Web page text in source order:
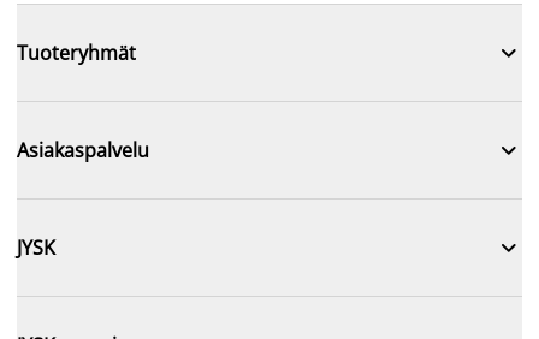
Tuoteryhmät 
Asiakaspalvelu 
JYSK 